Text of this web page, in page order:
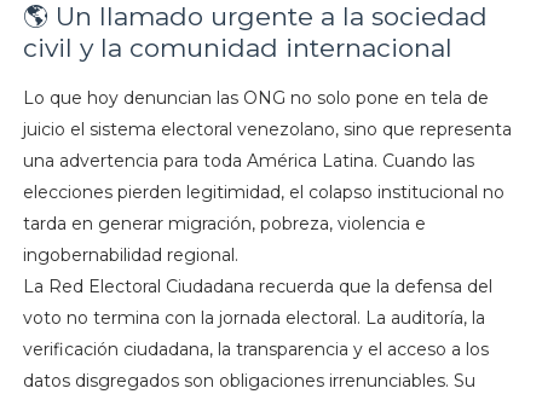
🌎 Un llamado urgente a la sociedad
civil y la comunidad internacional
Lo que hoy denuncian las ONG no solo pone en tela de
juicio el sistema electoral venezolano, sino que representa
una advertencia para toda América Latina. Cuando las
elecciones pierden legitimidad, el colapso institucional no
tarda en generar migración, pobreza, violencia e
ingobernabilidad regional.
La Red Electoral Ciudadana recuerda que la defensa del
voto no termina con la jornada electoral. La auditoría, la
verificación ciudadana, la transparencia y el acceso a los
datos disgregados son obligaciones irrenunciables. Su